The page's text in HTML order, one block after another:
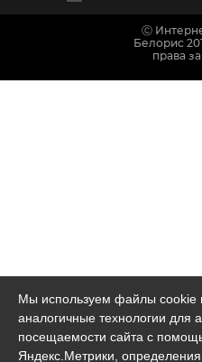
Мы используем файлы cookie
аналогичные технологии для
посещаемости сайта с
Яндекс.Метрики,
Ⓒ
Белорис
права